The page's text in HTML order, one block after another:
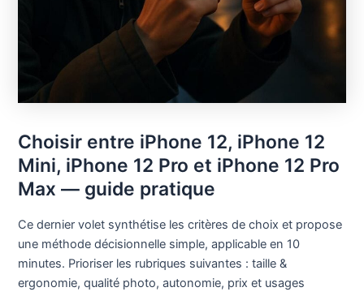
Choisir entre iPhone 12, iPhone 12
Mini, iPhone 12 Pro et iPhone 12 Pro
Max — guide pratique
Ce dernier volet synthétise les critères de choix et propose
une méthode décisionnelle simple, applicable en 10
minutes. Prioriser les rubriques suivantes : taille &
ergonomie, qualité photo, autonomie, prix et usages